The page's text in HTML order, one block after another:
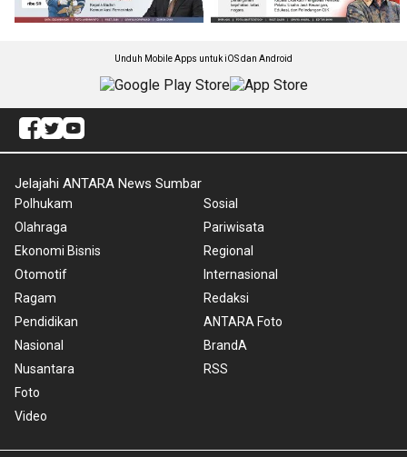
Unduh Mobile Apps untuk iOS dan Android
Jelajahi ANTARA News Sumbar
Polhukam
Olahraga
Ekonomi Bisnis
Otomotif
Ragam
Pendidikan
Nasional
Nusantara
Foto
Video
Sosial
Pariwisata
Regional
Internasional
Redaksi
ANTARA Foto
BrandA
RSS